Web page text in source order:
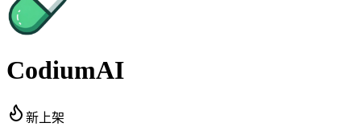
CodiumAI
新上架